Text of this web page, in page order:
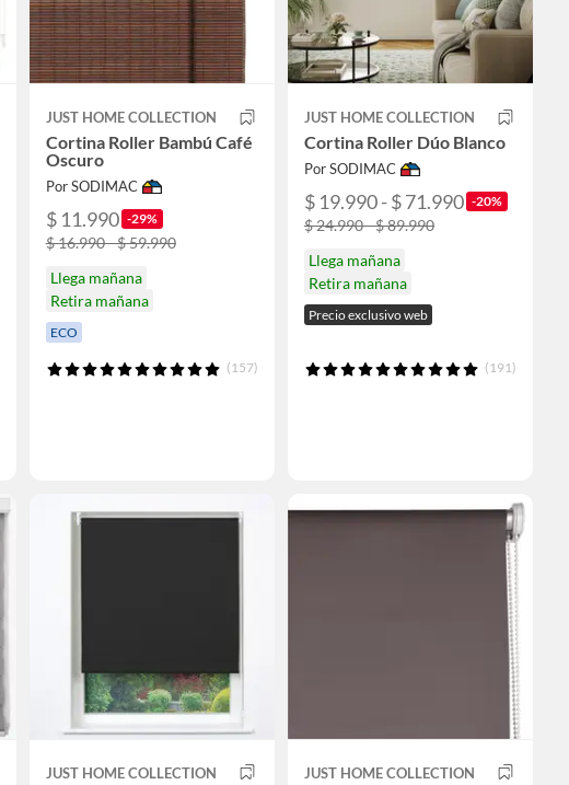
JUST HOME COLLECTION
Cortina Roller Bambú Café
Oscuro
Por SODIMAC
$ 11.990 -29%
$ 16.990 - $ 59.990
Llega mañana
Retira mañana
ECO
(157)
JUST HOME COLLECTION
Cortina Roller Dúo Blanco
Por SODIMAC
$ 19.990 - $ 71.990 -20%
$ 24.990 - $ 89.990
Llega mañana
Retira mañana
Precio exclusivo web
(191)
JUST HOME COLLECTION JUST HOME COLLECTION